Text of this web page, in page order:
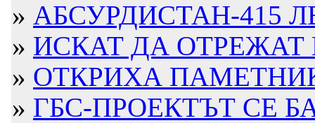
» АБСУРДИСТАН-415
» ИСКАТ ДА ОТРЕЖАТ
» ОТКРИХА
» ГБС-ПРОЕКТЪТ СЕ